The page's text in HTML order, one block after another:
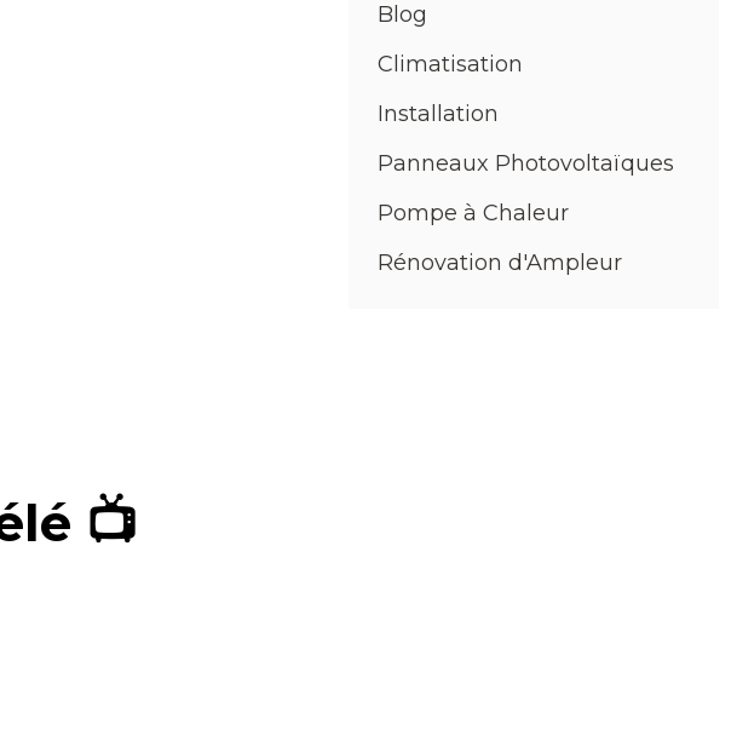
Blog
Climatisation
Installation
Panneaux Photovoltaïques
Pompe à Chaleur
Rénovation d'Ampleur
📺